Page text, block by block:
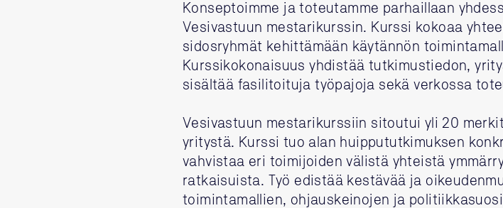
Konseptoimme ja toteutamme parhaillaan
Vesivastuun mestarikurssin. Kurssi kokoaa
sidosryhmät kehittämään käytännön
Kurssikokonaisuus yhdistää tutkimustiedon,
sisältää fasilitoituja työpajoja sekä verkossa
Vesivastuun mestarikurssiin sitoutui yli 20
yritystä. Kurssi tuo alan huippututkimuksen
vahvistaa eri toimijoiden välistä yhteistä
ratkaisuista. Työ edistää kestävää ja
toimintamallien, ohjauskeinojen ja